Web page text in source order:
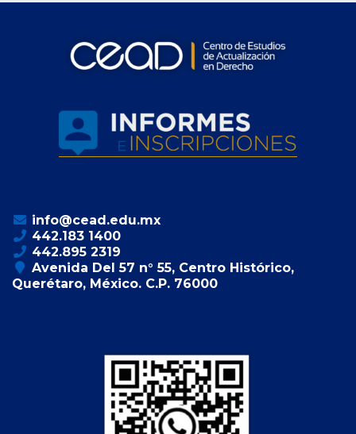
info@cead.edu.mx
442.183 1400
442.895 2319
Avenida Del 57 n° 55, Centro Histórico,
Querétaro, México. C.P. 76000